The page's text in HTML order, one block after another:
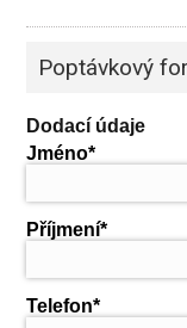
Poptávkový
Dodací údaje
Jméno
Příjmení
Telefon